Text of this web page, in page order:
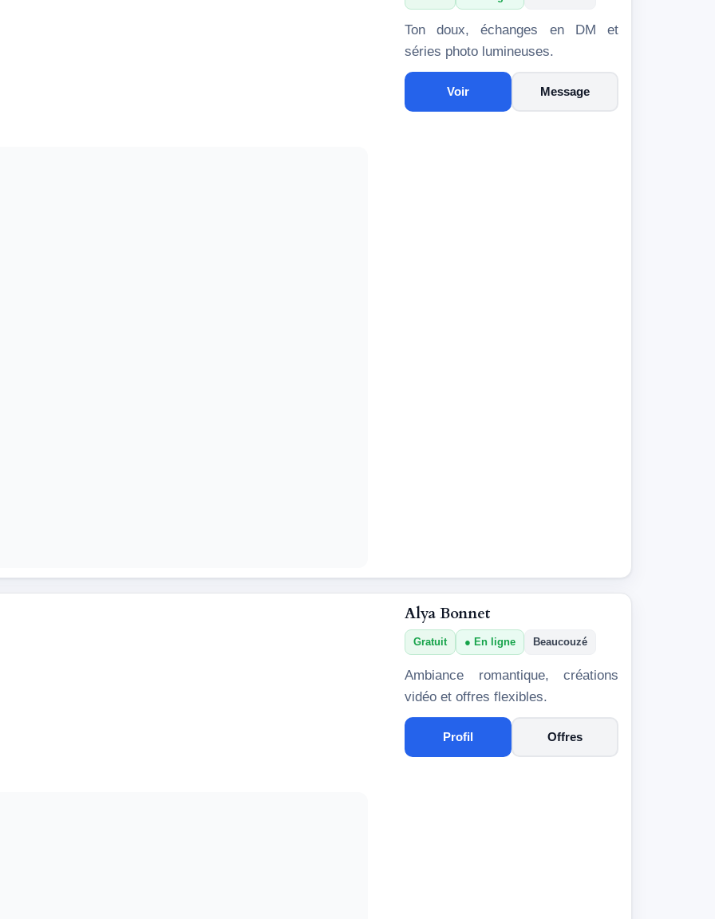
Ton doux, échanges en DM et
séries photo lumineuses.
Voir Message
Alya Bonnet
Gratuit En ligne Beaucouzé
Ambiance romantique, créations
vidéo et offres flexibles.
Profil Offres